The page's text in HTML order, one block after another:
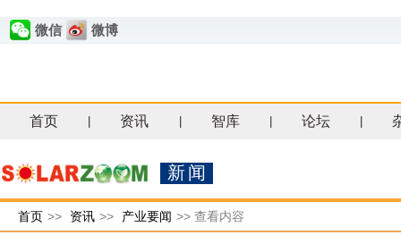
微信 微博
首页 资讯 智库 论坛
新闻
首页 >> 资讯 >> 产业要闻 >> 查看内容